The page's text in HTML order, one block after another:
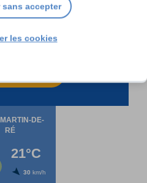
accepter
les cookies